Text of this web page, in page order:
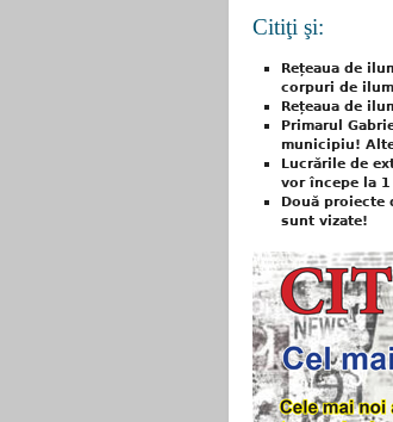
Citiţi şi:
Rețeaua de
corpuri de
Rețeaua de
Primarul
municipiu!
Lucrările de
vor începe la
Două proiecte
sunt vizate!